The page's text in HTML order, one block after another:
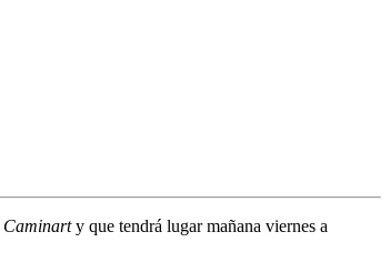
Caminarty que tendrá lugar mañana viernes a